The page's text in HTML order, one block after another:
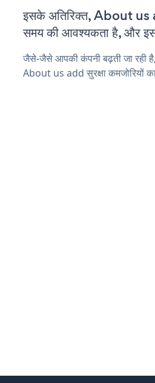
इसके अतिरिक्त, About
समय की आवश्यकता है, और
जैसे-जैसे आपकी कंपनी बढ़ती जा रही
About us add सुरक्षा कमजोरियों